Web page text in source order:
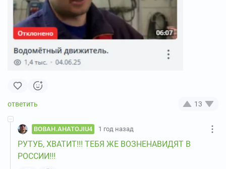
13
BOBAH.AHATOJIU4 1 год назад
РУТУБ, ХВАТИТ!!! ТЕБЯ ЖЕ ВОЗНЕНАВИДЯТ В
РОССИИ!!!